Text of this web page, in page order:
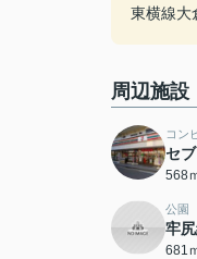
東横線大
周辺施設
コン
セ
568
公園
牢
681